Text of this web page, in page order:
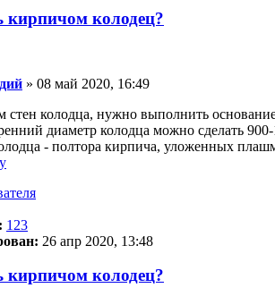
колодец?
» 08 май 2020, 16:49
стен колодца, нужно выполнить
диаметр колодца можно сделать
- полтора кирпича, уложенных
123
26 апр 2020, 13:48
колодец?